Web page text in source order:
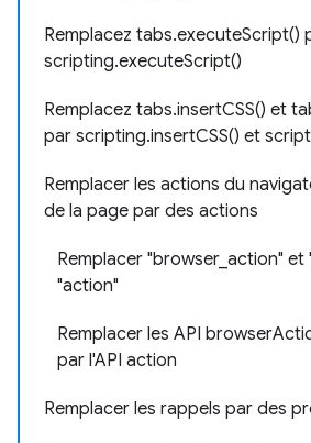
Remplacez tabs.executeScript()
scripting.executeScript()
Remplacez tabs.insertCSS() et
par scripting.insertCSS() et
Remplacer les actions du
de la page par des actions
Remplacer "browser_action"
"action"
Remplacer les API
par l'API action
Remplacer les rappels par des